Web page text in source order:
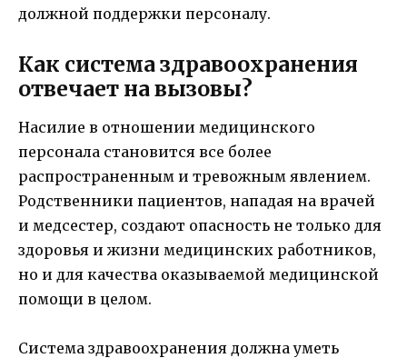
должной поддержки персоналу.
Как система здравоохранения
отвечает на вызовы?
Насилие в отношении медицинского
персонала становится все более
распространенным и тревожным явлением.
Родственники пациентов, нападая на врачей
и медсестер, создают опасность не только для
здоровья и жизни медицинских работников,
но и для качества оказываемой медицинской
помощи в целом.
Система здравоохранения должна уметь